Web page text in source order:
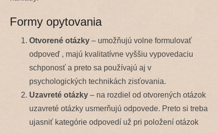
Formy opytovania
Otvorené otázky – umožňujú volne formulovať
odpoveď , majú kvalitatívne vyššiu vypovedaciu
schponosť a preto sa používajú aj v
psychologických technikách zisťovania.
Uzavreté otázky – na rozdiel od otvorených otázok
uzavreté otázky usmerňujú odpovede. Preto si treba
ujasniť kategórie odpovedí už pri položení otázok